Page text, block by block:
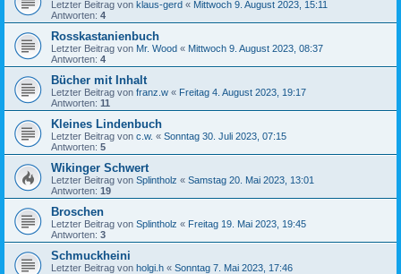
Letzter Beitrag von klaus-gerd « Mittwoch 9. August 2023, 15:11
Antworten: 4
Rosskastanienbuch
Letzter Beitrag von Mr. Wood « Mittwoch 9. August 2023, 08:37
Antworten: 4
Bücher mit Inhalt
Letzter Beitrag von franz.w « Freitag 4. August 2023, 19:17
Antworten: 11
Kleines Lindenbuch
Letzter Beitrag von c.w. « Sonntag 30. Juli 2023, 07:15
Antworten: 5
Wikinger Schwert
Letzter Beitrag von Splintholz « Samstag 20. Mai 2023, 13:01
Antworten: 19
Broschen
Letzter Beitrag von Splintholz « Freitag 19. Mai 2023, 19:45
Antworten: 3
Schmuckheini
Letzter Beitrag von holgi.h « Sonntag 7. Mai 2023, 17:46